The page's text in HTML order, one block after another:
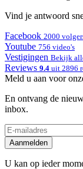
Vind je antwoord
Facebook 2000
Youtube 756 video's
Vestigingen Bekijk
Reviews 9.4 uit 2896
Meld u aan voor
En ontvang de
inbox.
Aanmelden
U kan op ieder